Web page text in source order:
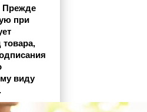
Прежде
при
виду